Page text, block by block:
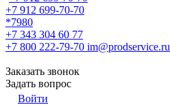
+7 912 699-70-70
*7980
+7 343 304 60 77
+7 800 222-79-70 im@prodservice.ru
Заказать звонок
Задать вопрос
Войти